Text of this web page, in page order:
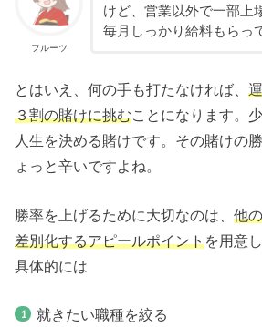
フルーツ
けど、営業以外で一部上
毎月しっかり給料もらっ
とはいえ、何の手も打たなければ、
３割の賭けに挑むことになります。
人生を決める賭けです。その賭けの
ょっと辛いですよね。
勝率を上げるために大切なのは、他
差別化するアピールポイントを用意
具体的には
就きたい職種を絞る